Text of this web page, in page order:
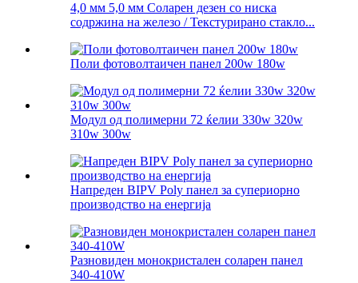
4,0 мм 5,0 мм Соларен дезен со ниска
содржина на железо / Текстурирано стакло...
Поли фотоволтаичен панел 200w 180w
Модул од полимерни 72 ќелии 330w 320w
310w 300w
Напреден BIPV Poly панел за супериорно
производство на енергија
Разновиден монокристален соларен панел
340-410W